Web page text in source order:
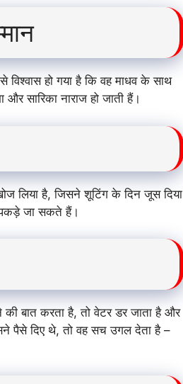
हो गया है कि वह माधव के साथ
सारिका नाराज हो जाती हैं।
लिया है, जिसने शूटिंग के दिन जूस दिया
पकड़े जा सकते हैं।
बात करता है, तो वेटर डर जाता है और
पैसे दिए थे, तो वह सच उगल देता है –